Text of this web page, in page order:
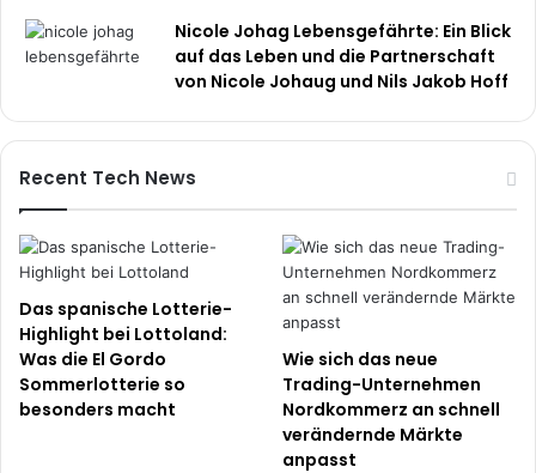
Nicole Johag Lebensgefährte: Ein Blick
auf das Leben und die Partnerschaft
von Nicole Johaug und Nils Jakob Hoff
Recent Tech News
Das spanische Lotterie-
Highlight bei Lottoland:
Was die El Gordo
Sommerlotterie so
besonders macht
Wie sich das neue
Trading-Unternehmen
Nordkommerz an schnell
verändernde Märkte
anpasst